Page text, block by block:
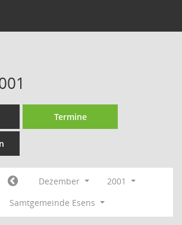
Termine
Dezember
2001
Samtgemeinde Esens